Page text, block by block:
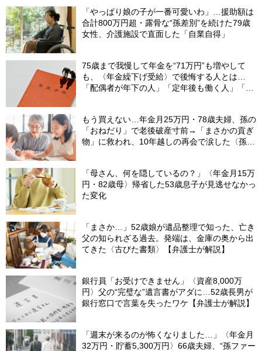
「やっぱり娘の子が一番可愛いわ」…援助額は
合計800万円超・露骨な“孫差別”を続けた79歳
女性、介護施設で直面した「自業自得」
75歳まで我慢して年金を“71万円”も増やして
も、〈年金繰下げ受給〉で後悔する人とは…
「配偶者が年下の人」「定年後も働く人」「特
もう買えない…年金月25万円・78歳夫婦、孫の
「おねだり」で老後破産寸前→「まさかの貢ぎ
物」に救われ、10年越しの再会で涙した〈孫の
「母さん、何を隠しているの？」〈年金月15万
円・82歳母〉帰省した53歳息子が見逃せなかっ
た変化
「まさか…」52歳娘が遺品整理で知った、亡き
父の知られざる過去。発端は、金庫の奥から出
てきた〈古びた書類〉【弁護士が解説】
銀行員「お受けできません」〈資産8,000万
円〉父の“完璧な”遺言書がアダに…52歳長男が
銀行窓口で言葉を失ったワケ【弁護士が解説】
「週末が来るのが怖くなりました…」〈年金月
32万円・貯蓄5,300万円〉66歳夫婦、“孫ファー